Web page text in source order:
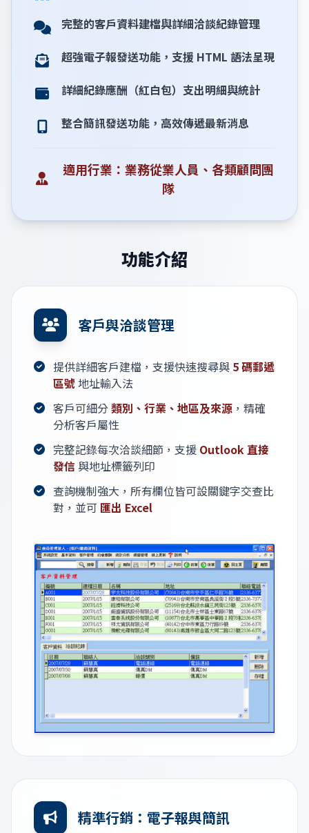
完整的客戶資料建檔與詳細洽談紀錄管理
超強電子報發送功能，支援 HTML 語法呈現
詳細紀錄應酬（紅白包）支出明細與統計
整合簡訊發送功能，高效傳遞最新消息
適用行業：業務從業人員、各類顧問團
隊
功能介紹
客戶與洽談管理
提供詳細客戶建檔，支援快速搜尋與 5 碼郵遞
區號地址輸入法
客戶可細分類別、行業、地區及來源 ，精確
分析客戶屬性
完整記錄每次洽談細節，支援 Outlook 直接
發信 與地址標籤列印
查詢機制強大，所有欄位皆可設關鍵字交查比
對，並可 匯出 Excel
精準行銷：電子報與簡訊